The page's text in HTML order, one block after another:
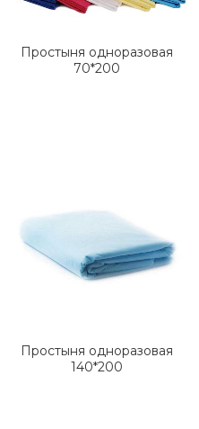
Простыня одноразовая
70*200
Простыня одноразовая
140*200